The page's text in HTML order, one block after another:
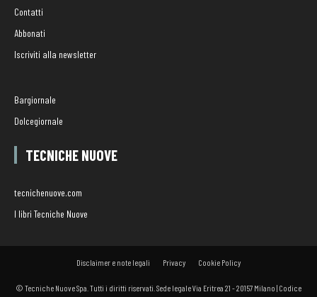
Contatti
Abbonati
Iscriviti alla newsletter
Bargiornale
Dolcegiornale
TECNICHE NUOVE
tecnichenuove.com
I libri Tecniche Nuove
Disclaimer e note legali Privacy Cookie Policy
© Tecniche Nuove Spa. Tutti i diritti riservati. Sede legale Via Eritrea 21 - 20157 Milano | Codice